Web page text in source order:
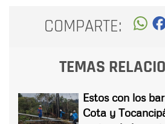
COMPARTE:
TEMAS
Estos con los
Cota y